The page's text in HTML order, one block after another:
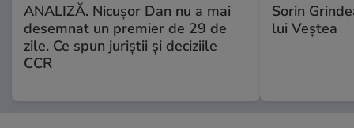
ANALIZĂ. Nicușor Dan nu a mai
desemnat un premier de 29 de
zile. Ce spun juriștii și deciziile
CCR
Sorin
lui Veștea